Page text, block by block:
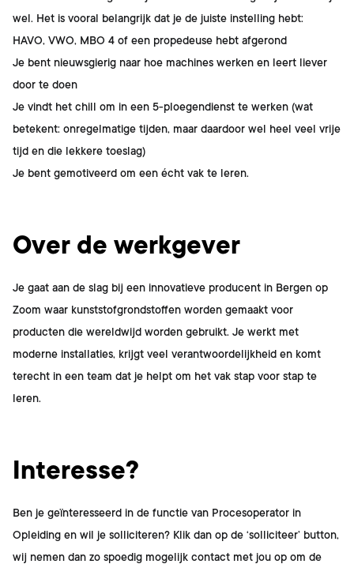
wel. Het is vooral belangrijk dat je de juiste instelling hebt:
HAVO, VWO, MBO 4 of een propedeuse hebt afgerond
Je bent nieuwsgierig naar hoe machines werken en leert liever
door te doen
Je vindt het chill om in een 5-ploegendienst te werken (wat
betekent: onregelmatige tijden, maar daardoor wel heel veel vrije
tijd en die lekkere toeslag)
Je bent gemotiveerd om een écht vak te leren.
Over de werkgever
Je gaat aan de slag bij een innovatieve producent in Bergen op
Zoom waar kunststofgrondstoffen worden gemaakt voor
producten die wereldwijd worden gebruikt. Je werkt met
moderne installaties, krijgt veel verantwoordelijkheid en komt
terecht in een team dat je helpt om het vak stap voor stap te
leren.
Interesse?
Ben je geïnteresseerd in de functie van Procesoperator in
Opleiding en wil je solliciteren? Klik dan op de ‘solliciteer’ button,
wij nemen dan zo spoedig mogelijk contact met jou op om de